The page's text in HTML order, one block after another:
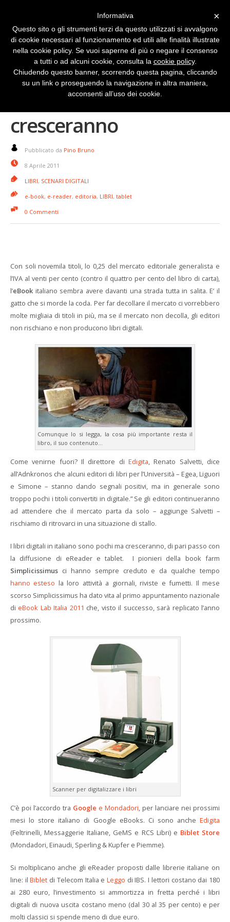
eBook: sono pochi ma
cresceranno
Pubblicato da Pino Bruno
8 Aprile 2011
LIBRI, SCENARI DIGITALI
e-book, e-reader, editoria, LIBRI, tablet
0 Commenti
Con soli novemila titoli, lo 0,25 del mercato editoriale generalista e
l’IVA al venti per cento (contro il quattro per cento del libro di carta),
l’eBook italiano sembra avere davanti una strada tutta in salita. E’ il
gatto che si morde la coda. Per far decollare il mercato ci vorrebbero
molte migliaia di titoli in più, ma se il mercato non decolla, gli editori
non rischiano e non producono libri digitali.
Comunque lo si legga, la cosa più importante resta il
libro, il suo contenuto...
Come venirne fuori? Il direttore di Edigita, Renato Salvetti, dice
all’Adnkronos che alcuni editori di libri per l’Università – Egea, Liguori
e Simone – stanno dando segnali positivi, ma in generale sono
troppo pochi i titoli convertiti in digitale.” Se gli editori continueranno
ad attendere che il mercato parta da solo – aggiunge Salvetti –
rischiamo di ritrovarci in una situazione di stallo.
I libri digitali in italiano sono pochi ma cresceranno, di pari passo con
la diffusione di eReader e tablet. I pionieri della book farm
Simplicissimus ci hanno sempre creduto e da qualche tempo
hanno esteso la loro attività a giornali, riviste e fumetti. Il mese
scorso Simplicissimus ha dato vita al primo appuntamento nazionale
di eBook Lab Italia 2011 che, visto il successo, sarà replicato l’anno
prossimo.
Scanner per digitalizzare i libri
C’è poi l’accordo tra Google e Mondadori, per lanciare nei prossimi
mesi lo store italiano di Google eBooks. Ci sono anche Edigita
(Feltrinelli, Messaggerie Italiane, GeMS e RCS Libri) e Biblet Store
(Mondadori, Einaudi, Sperling & Kupfer e Piemme).
Si moltiplicano anche gli eReader proposti dalle librerie italiane on
line: ilBiblet di Telecom Italia eLeggo di IBS. I lettori costano dai 180
ai 280 euro, l’investimento si ammortizza in fretta perché i libri
digitali di nuova uscita costano meno (dal 30 al 35 per cento) e per
molti classici si spende meno di due euro.
×
Informativa
Questo sito o gli strumenti terzi da questo utilizzati si avvalgono
di cookie necessari al funzionamento ed utili alle finalità illustrate
nella cookie policy. Se vuoi saperne di più o negare il consenso
a tutti o ad alcuni cookie, consulta la cookie policy.
Chiudendo questo banner, scorrendo questa pagina, cliccando
su un link o proseguendo la navigazione in altra maniera,
acconsenti all’uso dei cookie.